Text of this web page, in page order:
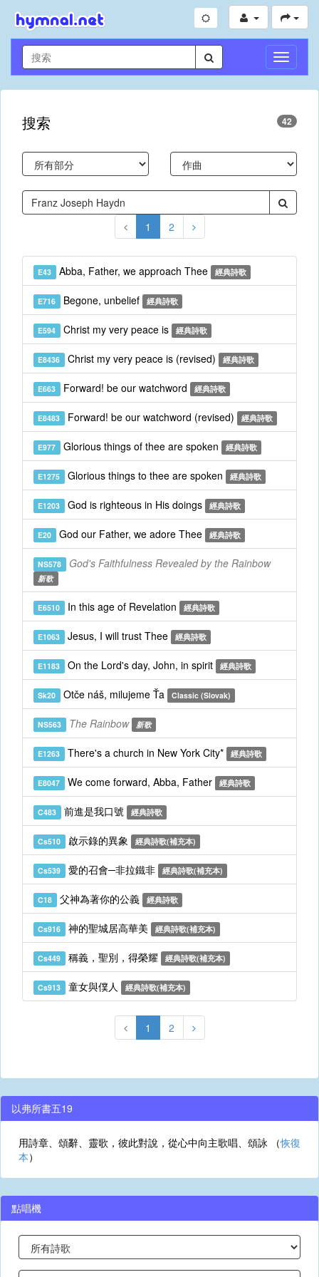
切
換
導
搜索 42
1 2
E43 Abba, Father, we approach Thee 經典詩歌
E716 Begone, unbelief 經典詩歌
E594 Christ my very peace is 經典詩歌
E8436 Christ my very peace is (revised) 經典詩歌
E663 Forward! be our watchword 經典詩歌
E8483 Forward! be our watchword (revised) 經典詩歌
E977 Glorious things of thee are spoken 經典詩歌
E1275 Glorious things to thee are spoken 經典詩歌
E1203 God is righteous in His doings 經典詩歌
E20 God our Father, we adore Thee 經典詩歌
NS578 God's Faithfulness Revealed by the Rainbow
新歌
E6510 In this age of Revelation 經典詩歌
E1063 Jesus, I will trust Thee 經典詩歌
E1183 On the Lord's day, John, in spirit 經典詩歌
Sk20 Otče náš, milujeme Ťa Classic (Slovak)
NS563 The Rainbow 新歌
E1263 There's a church in New York City* 經典詩歌
E8047 We come forward, Abba, Father 經典詩歌
C483 前進是我口號 經典詩歌
Cs510 啟示錄的異象 經典詩歌(補充本)
Cs539 愛的召會─非拉鐵非 經典詩歌(補充本)
C18 父神為著你的公義 經典詩歌
Cs916 神的聖城居高華美 經典詩歌(補充本)
Cs449 稱義，聖別，得榮耀 經典詩歌(補充本)
Cs913 童女與僕人 經典詩歌(補充本)
1 2
以弗所書五19
用詩章、頌辭、靈歌，彼此對說，從心中向主歌唱、頌詠 （恢復
本）
點唱機